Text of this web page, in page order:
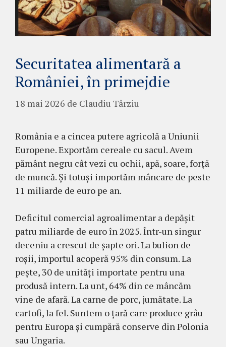
Securitatea alimentară a
României, în primejdie
18 mai 2026 de Claudiu Târziu
România e a cincea putere agricolă a Uniunii
Europene. Exportăm cereale cu sacul. Avem
pământ negru cât vezi cu ochii, apă, soare, forță
de muncă. Și totuși importăm mâncare de peste
11 miliarde de euro pe an.
Deficitul comercial agroalimentar a depășit
patru miliarde de euro în 2025. Într-un singur
deceniu a crescut de șapte ori. La bulion de
roșii, importul acoperă 95% din consum. La
pește, 30 de unități importate pentru una
produsă intern. La unt, 64% din ce mâncăm
vine de afară. La carne de porc, jumătate. La
cartofi, la fel. Suntem o țară care produce grâu
pentru Europa și cumpără conserve din Polonia
sau Ungaria.